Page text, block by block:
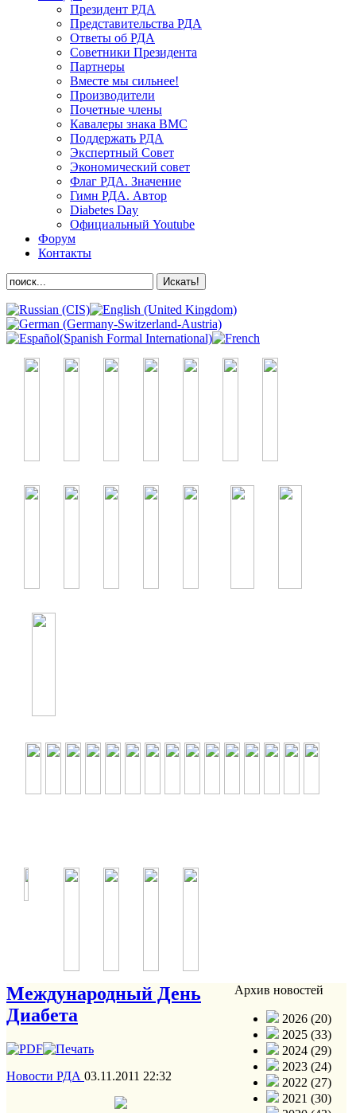
Президент РДА
Представительства РДА
Ответы об РДА
Советники Президента
Партнеры
Вместе мы сильнее!
Производители
Почетные члены
Кавалеры знака ВМС
Поддержать РДА
Экспертный Совет
Экономический совет
Флаг РДА. Значение
Гимн РДА. Автор
Diabetes Day
Официальный Youtube
Форум
Контакты
Международный День
Диабета
Новости РДА 03.11.2011 22:32
Архив новостей
2026 (20)
2025 (33)
2024 (29)
2023 (24)
2022 (27)
2021 (30)